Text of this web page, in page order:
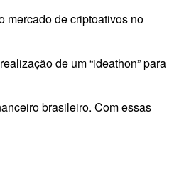
mercado de criptoativos no
de um “ideathon” para
brasileiro. Com essas